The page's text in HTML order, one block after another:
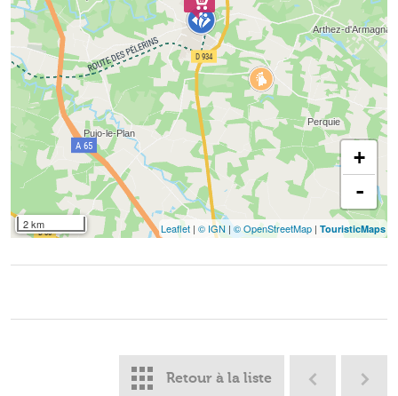
2 km
+
-
Leaflet | © IGN | © OpenStreetMap | TouristicMaps
Retour à la liste